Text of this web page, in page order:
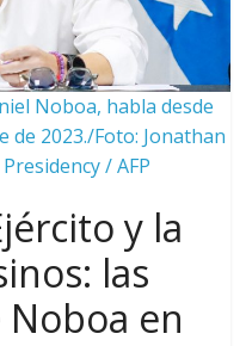
Noboa, habla desde
de 2023./Foto: Jonathan
/ AFP
y la
las
en